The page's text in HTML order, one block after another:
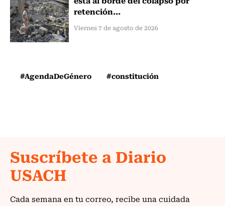
retención...
Viernes 7 de agosto de 2026
#AgendaDeGénero #constitución